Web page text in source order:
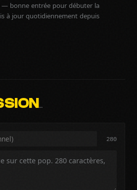
— bonne entrée pour débuter la
à jour quotidiennement depuis
…
280